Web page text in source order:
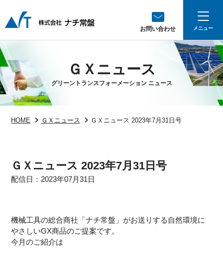
お問い合わせ
ＧＸニュース
グリーントランスフォーメーション ニュース
HOME ＧＸニュース ＧＸニュース 2023年7月31日号
ＧＸニュース 2023年7月31日号
配信日：2023年07月31日
機械工具の総合商社「ナチ常盤」がお送りする自然環境に
やさしいGX商品のご提案です。
今月のご紹介は